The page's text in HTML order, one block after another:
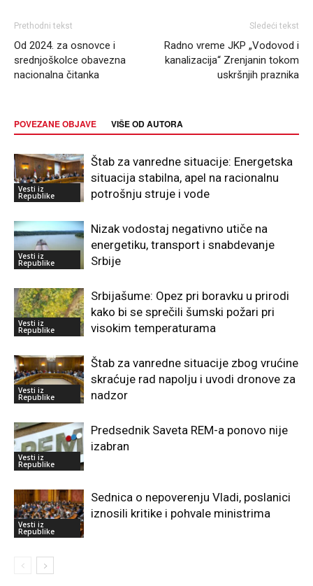
Prethodni tekst
Od 2024. za osnovce i
srednjoškolce obavezna
nacionalna čitanka
Sledeći tekst
Radno vreme JKP „Vodovod i
kanalizacija“ Zrenjanin tokom
uskršnjih praznika
POVEZANE OBJAVE VIŠE OD AUTORA
Vesti iz
Republike
Štab za vanredne situacije: Energetska
situacija stabilna, apel na racionalnu
potrošnju struje i vode
Vesti iz
Republike
Nizak vodostaj negativno utiče na
energetiku, transport i snabdevanje
Srbije
Vesti iz
Republike
Srbijašume: Opez pri boravku u prirodi
kako bi se sprečili šumski požari pri
visokim temperaturama
Vesti iz
Republike
Štab za vanredne situacije zbog vrućine
skraćuje rad napolju i uvodi dronove za
nadzor
Vesti iz
Republike
Predsednik Saveta REM-a ponovo nije
izabran
Vesti iz
Republike
Sednica o nepoverenju Vladi, poslanici
iznosili kritike i pohvale ministrima